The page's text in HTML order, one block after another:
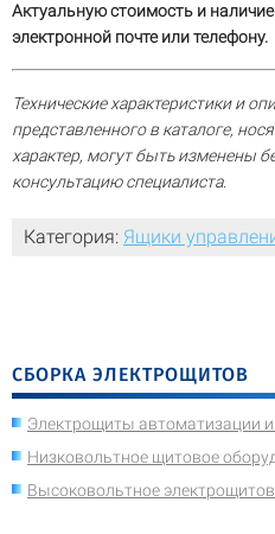
СБОРКА ЭЛЕКТРОЩИТОВ
Электрощиты автоматизации и
Низковольтное щитовое
Высоковольтное
Актуальную стоимость и
электронной почте или телефону.
Технические характеристики и
представленного в каталоге,
характер, могут быть изменены
консультацию специалиста.
Категория: Ящики